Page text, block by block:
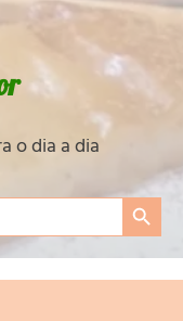
o dia a dia
Search Button